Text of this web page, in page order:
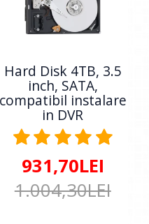
Hard Disk 4TB, 3.5
inch, SATA,
compatibil instalare
in DVR
931,70LEI
1.004,30LEI